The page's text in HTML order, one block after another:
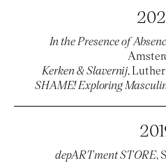
In the Presence of
Kerken & Slavernij,
SHAME! Exploring
depARTment STORE,